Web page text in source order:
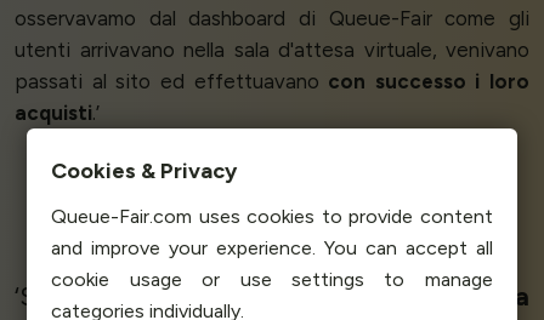
osservavamo dal dashboard di Queue-Fair come gli
utenti arrivavano nella sala d'attesa virtuale, venivano
passati al sito ed effettuavano con successo i loro
acquisti.’
Chris Shull - Founding Principal
Heyday Web Media
‘Strumentomolto utile eassistenza tecnica
Cookies & Privacy
Queue-Fair.com uses cookies to provide content
and improve your experience. You can accept all
cookie usage or use settings to manage
categories individually.